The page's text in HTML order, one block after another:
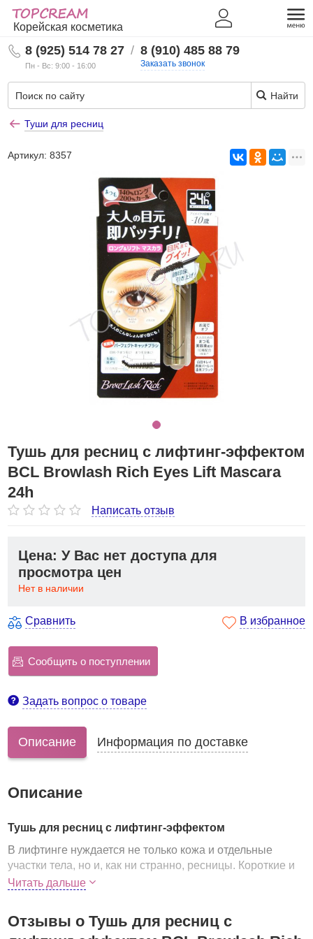
Корейская косметика
8 (925) 514 78 27
Пн - Вс: 9:00 - 16:00
/ 8 (910) 485 88 79
Заказать звонок
Найти
Туши для ресниц
Артикул:8357
Тушь для ресниц с лифтинг-эффектом
BCL Browlash Rich Eyes Lift Mascara
24h
Написать отзыв
Цена: У Вас нет доступа для
просмотра цен
Нет в наличии
Сравнить В избранное
Сообщить о поступлении
Задать вопрос о товаре
Описание Информация по доставке
Описание
Тушь для ресниц с лифтинг-эффектом
В лифтинге нуждается не только кожа и отдельные
участки тела, но и, как ни странно, ресницы. Короткие и
"висячие", с которыми не справляется обычная тушь,
Всего несколько взмахов кисточкой, иресницы
Читать дальше
Отзывы о Тушь для ресниц с